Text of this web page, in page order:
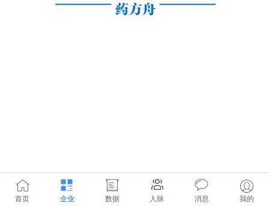
首页 企业 数据 人脉 消息 我的